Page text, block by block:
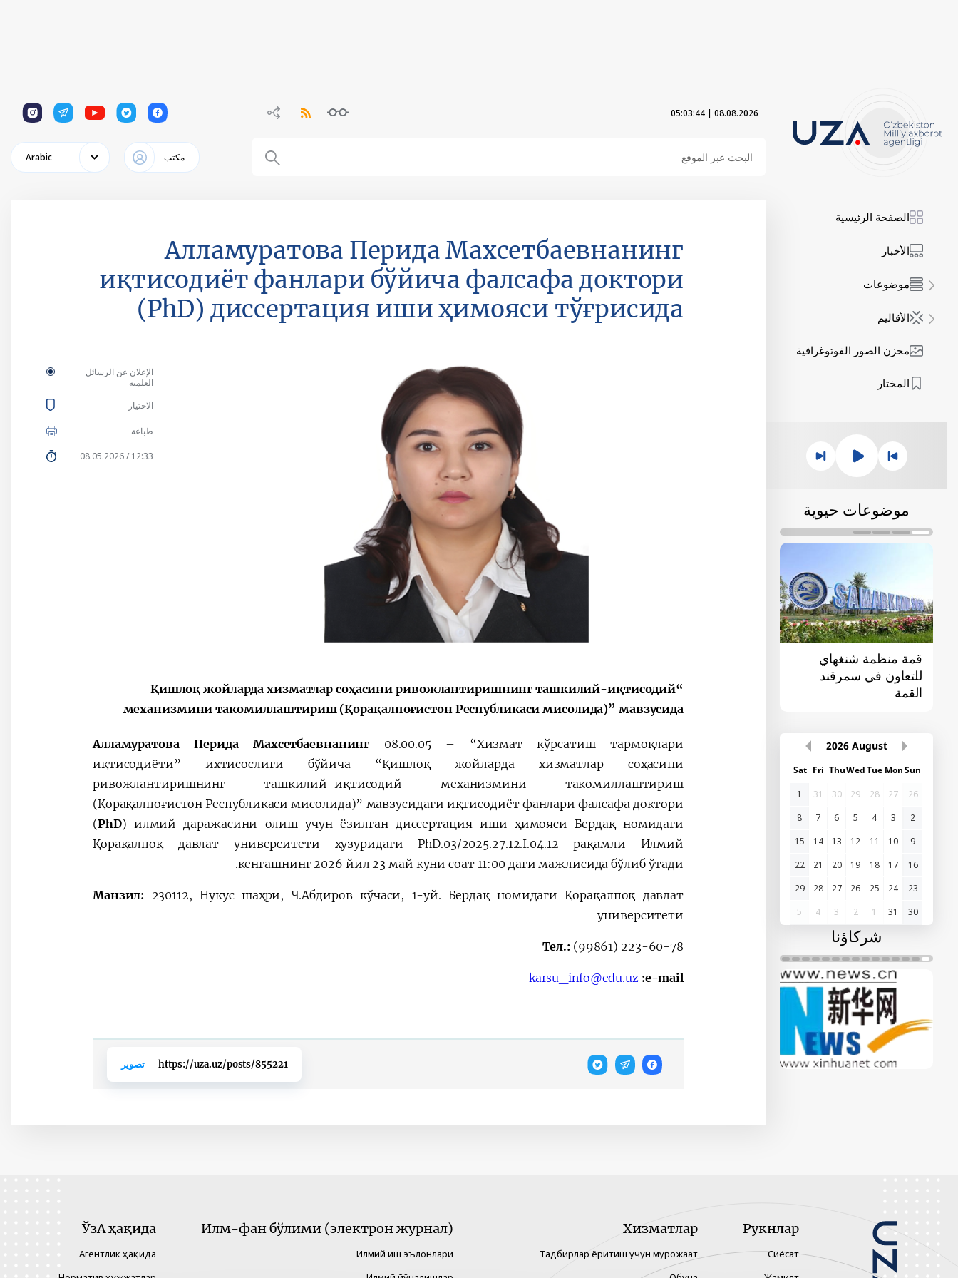
08.08.2026
|
05:03:45
1
1
1
1
1
مكتب Arabic
الصفحة الرئيسية
الأخبار
موضوعات
الأقاليم
مخزن الصور الفوتوغرافية
المختار
موضوعات حيوية
قمة منظمة شنغهاي
للتعاون في سمرقند
القمة
August
2026
Sun
Mon
Tue
Wed
Thu
Fri
Sat
26
27
28
29
30
31
1
2
3
4
5
6
7
8
9
10
11
12
13
14
15
16
17
18
19
20
21
22
23
24
25
26
27
28
29
30
31
1
2
3
4
5
شركاؤنا
Алламуратова Перида Махсетбаевнанинг
иқтисодиёт фанлари бўйича фалсафа доктори
(PhD) диссертация иши ҳимояси тўғрисида
الإعلان عن الرسائل
العلمية
الاختيار
طباعة
12:33 / 08.05.2026
“Қишлоқ жойларда хизматлар соҳасини ривожлантиришнинг ташкилий-иқтисодий
механизмини такомиллаштириш (Қорақалпоғистон Республикаси мисолида)” мавзусида
Алламуратова Перида Махсетбаевнанинг 08.00.05 – “Хизмат кўрсатиш тармоқлари
иқтисодиёти” ихтисослиги бўйича “Қишлоқ жойларда хизматлар соҳасини
ривожлантиришнинг ташкилий-иқтисодий механизмини такомиллаштириш
(Қорақалпоғистон Республикаси мисолида)” мавзусидаги иқтисодиёт фанлари фалсафа доктори
(PhD) илмий даражасини олиш учун ёзилган диссертация иши ҳимоясиБердақ номидаги
Қорақалпоқ давлат университети ҳузуридаги PhD.03/2025.27.12.I.04.12 рақамли Илмий
кенгашнинг 2026 йил 23 май куни соат 11:00 даги мажлисида бўлиб ўтади.
Манзил: 230112, Нукус шаҳри, Ч.Aбдиров кўчаси, 1-уй. Бердақ номидаги Қорақалпоқ давлат
университети
Тел.: (99861) 223-60-78
e-mail:
karsu_info@edu.uz
https://uza.uz/posts/855221 تصوير
Рукнлар
Сиёсат
Хизматлар
Тадбирлар ёритиш учун мурожаат
Илм-фан бўлими (электрон журнал)
Илмий иш эълонлари
ЎзА ҳақида
Агентлик ҳақида